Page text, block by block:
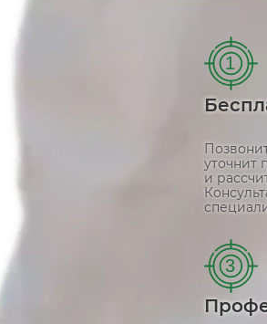
1
уточнит
и
3